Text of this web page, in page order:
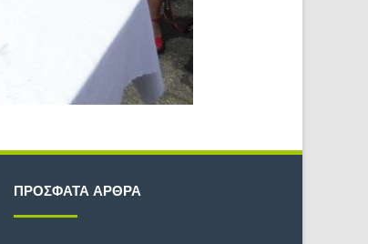
ΠΡΌΣΦΑΤΑ ΆΡΘΡΑ